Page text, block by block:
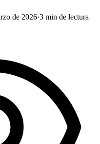
de 2026·3 min de lectura